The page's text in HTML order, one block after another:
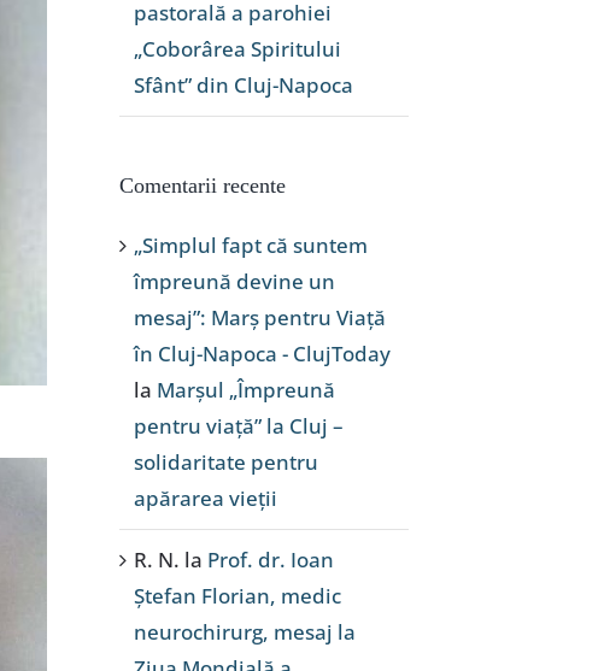
pastorală a parohiei
„Coborârea Spiritului
Sfânt” din Cluj-Napoca
Comentarii recente
„Simplul fapt că suntem
împreună devine un
mesaj”: Marș pentru Viață
în Cluj-Napoca - ClujToday
la Marșul „Împreună
pentru viață” la Cluj –
solidaritate pentru
apărarea vieții
R. N. la Prof. dr. Ioan
Ștefan Florian, medic
neurochirurg, mesaj la